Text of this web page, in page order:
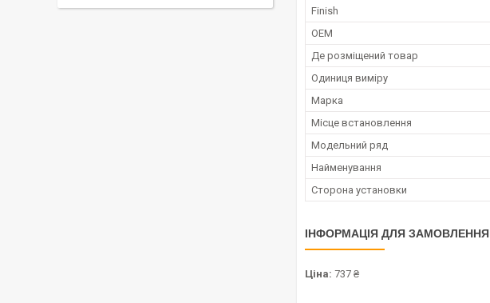
Finish
OEM
Де розміщений товар
Одиниця виміру
Марка
Місце встановлення
Модельний ряд
Найменування
Сторона установки
ІНФОРМАЦІЯ ДЛЯ ЗАМОВЛЕННЯ
Ціна: 737 ₴